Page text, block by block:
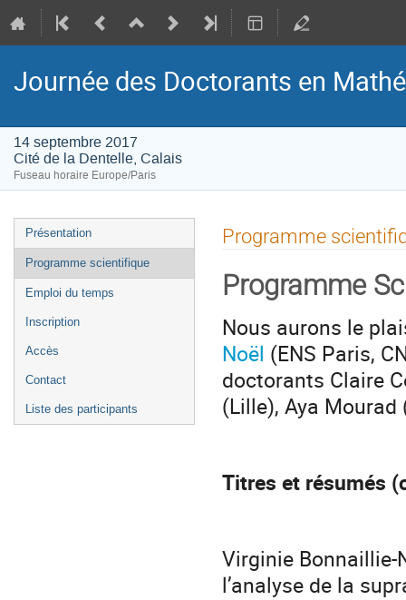
Journée des Doctorants en
14 septembre 2017
Cité de la Dentelle, Calais
Fuseau horaire Europe/Paris
Menu
de
l'événement
Présentation
Programme scientifique
Emploi du temps
Inscription
Accès
Contact
Liste des participants
Programme
Programme
Nous aurons le
Noël (ENS Paris,
doctorants Claire
(Lille), Aya
Titres et résumés
Virginie Bonnaillie-
l’analyse de la